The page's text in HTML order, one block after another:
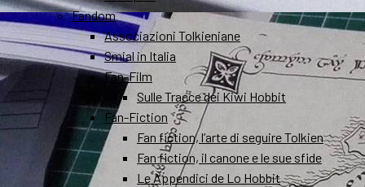
Fandom
Associazioni Tolkieniane
Smial in Italia
Fan-Film
Sulle Tracce dei Kiwi Hobbit
Fan-Fiction
Fan fiction, l’arte di seguire Tolkien
Fan fiction, il canone e le sue sfide
Le Appendici de Lo Hobbit